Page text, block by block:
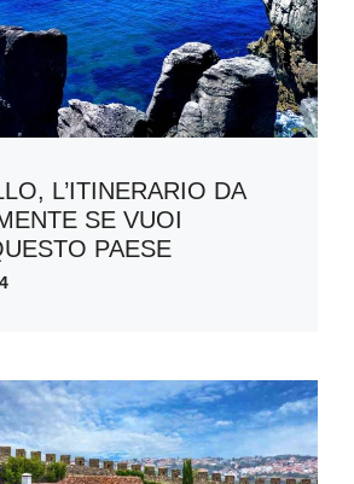
L’ITINERARIO DA
SE VUOI
PAESE